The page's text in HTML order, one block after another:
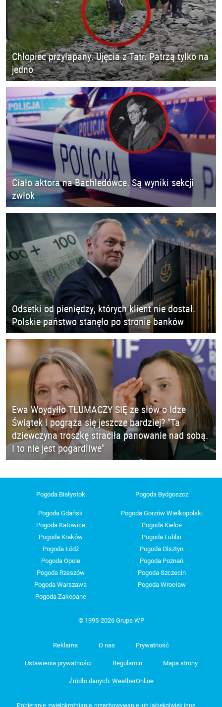
Chłopiec przyłapany. Ujęcia z Tatr. Patrzą tylko na
jedno
Ciało aktora na Bachledówce. Są wyniki sekcji
zwłok
Odsetki od pieniędzy, których klient nie dostał.
Polskie państwo stanęło po stronie banków
Ewa Woydyłło TŁUMACZY SIĘ ze słów o Idze
Świątek i pogrąża się jeszcze bardziej? "Ta
dziewczyna troszkę straciła panowanie nad sobą.
I to nie jest pogardliwe"
Pogoda Białystok Pogoda Bydgoszcz
Pogoda Gdańsk
Pogoda Gorzów Wielkopolski
Pogoda Katowice
Pogoda Kielce
Pogoda Kraków
Pogoda Lublin
Pogoda Łódź
Pogoda Olsztyn
Pogoda Opole
Pogoda Poznań
Pogoda Rzeszów
Pogoda Szczecin
Pogoda Warszawa
Pogoda Wrocław
Pogoda Zakopane
© 1995-2026 Grupa WP
Reklama O nas Prywatność
Ustawienia prywatności Regulamin Mapa strony
Źródło danych: WeatherOnline
Pobieranie, zwielokrotnianie, przechowywanie lub jakiekolwiek inne